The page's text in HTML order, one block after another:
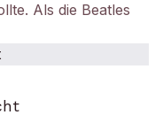
Als die Beatles